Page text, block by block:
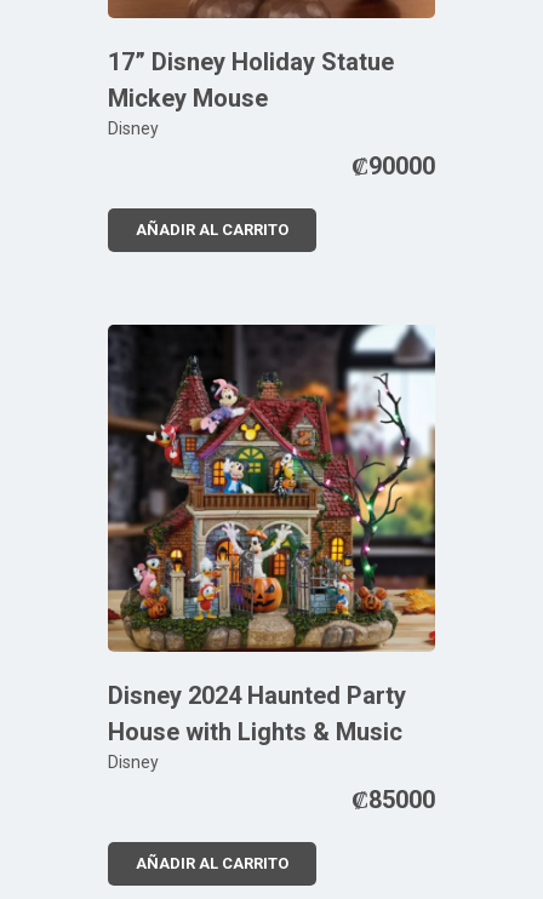
17” Disney Holiday Statue
Mickey Mouse
Disney
₡90000
AÑADIR AL CARRITO
Disney 2024 Haunted Party
House with Lights & Music
Disney
₡85000
AÑADIR AL CARRITO